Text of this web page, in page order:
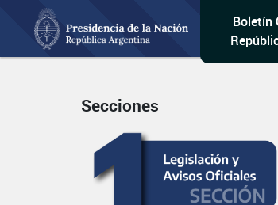
Boletín
Secciones